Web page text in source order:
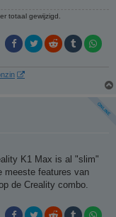
totaal gewijzigd.
K1 Max is al "slim"
meeste features van
de Creality combo.